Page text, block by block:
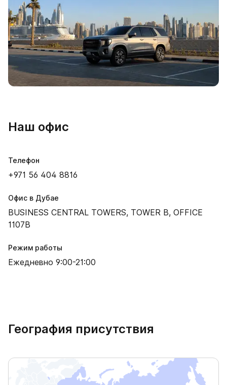
Наш офис
Телефон
+971 56 404 8816
Офис в Дубае
BUSINESS CENTRAL TOWERS, TOWER B, OFFICE
1107B
Режим работы
Ежедневно 9:00-21:00
География присутствия